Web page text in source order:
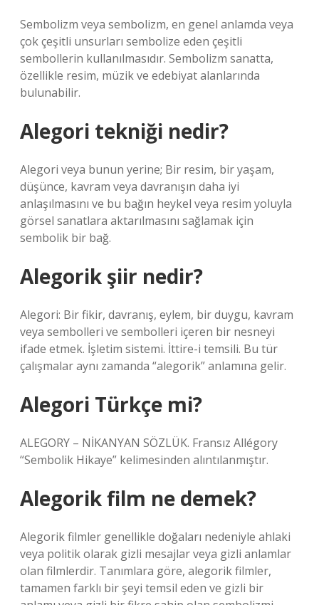
Sembolizm veya sembolizm, en genel anlamda veya
çok çeşitli unsurları sembolize eden çeşitli
sembollerin kullanılmasıdır. Sembolizm sanatta,
özellikle resim, müzik ve edebiyat alanlarında
bulunabilir.
Alegori tekniği nedir?
Alegori veya bunun yerine; Bir resim, bir yaşam,
düşünce, kavram veya davranışın daha iyi
anlaşılmasını ve bu bağın heykel veya resim yoluyla
görsel sanatlara aktarılmasını sağlamak için
sembolik bir bağ.
Alegorik şiir nedir?
Alegori: Bir fikir, davranış, eylem, bir duygu, kavram
veya sembolleri ve sembolleri içeren bir nesneyi
ifade etmek. İşletim sistemi. İttire-i temsili. Bu tür
çalışmalar aynı zamanda “alegorik” anlamına gelir.
Alegori Türkçe mi?
ALEGORY – NİKANYAN SÖZLÜK. Fransız Allégory
“Sembolik Hikaye” kelimesinden alıntılanmıştır.
Alegorik film ne demek?
Alegorik filmler genellikle doğaları nedeniyle ahlaki
veya politik olarak gizli mesajlar veya gizli anlamlar
olan filmlerdir. Tanımlara göre, alegorik filmler,
tamamen farklı bir şeyi temsil eden ve gizli bir